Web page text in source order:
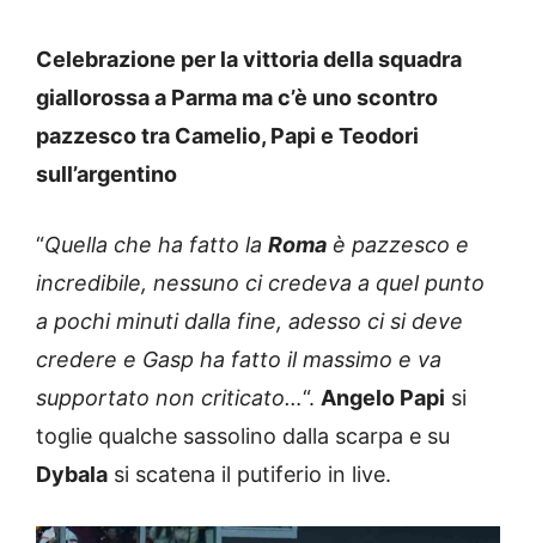
Celebrazione per la vittoria della squadra
giallorossa a Parma ma c’è uno scontro
pazzesco tra Camelio, Papi e Teodori
sull’argentino
“Quella che ha fatto la Roma è pazzesco e
incredibile, nessuno ci credeva a quel punto
a pochi minuti dalla fine, adesso ci si deve
credere e Gasp ha fatto il massimo e va
supportato non criticato…“. Angelo Papi si
toglie qualche sassolino dalla scarpa e su
Dybala si scatena il putiferio in live.